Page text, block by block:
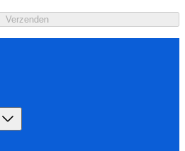
Verzenden